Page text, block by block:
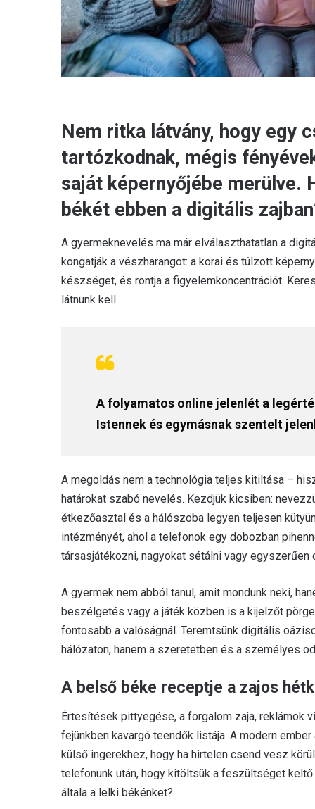
Nem ritka látvány, hogy egy
tartózkodnak, mégis
saját képernyőjébe merülve.
békét ebben a digitális
A gyermeknevelés ma már elválaszthatatlan a
kongatják a vészharangot: a korai és túlzott
készséget, és rontja a figyelemkoncentrációt.
látnunk kell.
A folyamatos online jelenlét a
Istennek és egymásnak szentelt
A megoldás nem a technológia teljes kitiltása –
határokat szabó nevelés. Kezdjük kicsiben:
étkezőasztal és a hálószoba legyen teljesen
intézményét, ahol a telefonok egy dobozban
társasjátékozni, nagyokat sétálni vagy egyszerűen
A gyermek nem abból tanul, amit mondunk neki,
beszélgetés vagy a játék közben is a kijelzőt
fontosabb a valóságnál. Teremtsünk digitális
hálózaton, hanem a szeretetben és a személyes
A belső béke receptje a zajos
Értesítések pittyegése, a forgalom zaja, reklámok
fejünkben kavargó teendők listája. A modern
külső ingerekhez, hogy ha hirtelen csend vesz
telefonunk után, hogy kitöltsük a feszültséget
általa a lelki békénket?